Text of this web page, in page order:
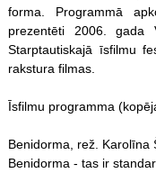
forma. Programmā
prezentēti 2006. gada
Starptautiskajā īsfilmu
rakstura filmas.
Īsfilmu programma
Benidorma, rež. Karolīna
Benidorma - tas ir